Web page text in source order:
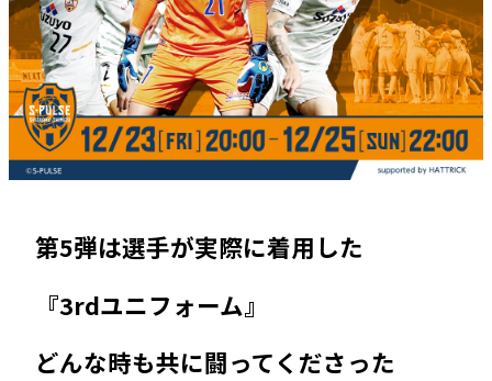
第5弾は選手が実際に着用した
『3rdユニフォーム』
どんな時も共に闘ってくださった